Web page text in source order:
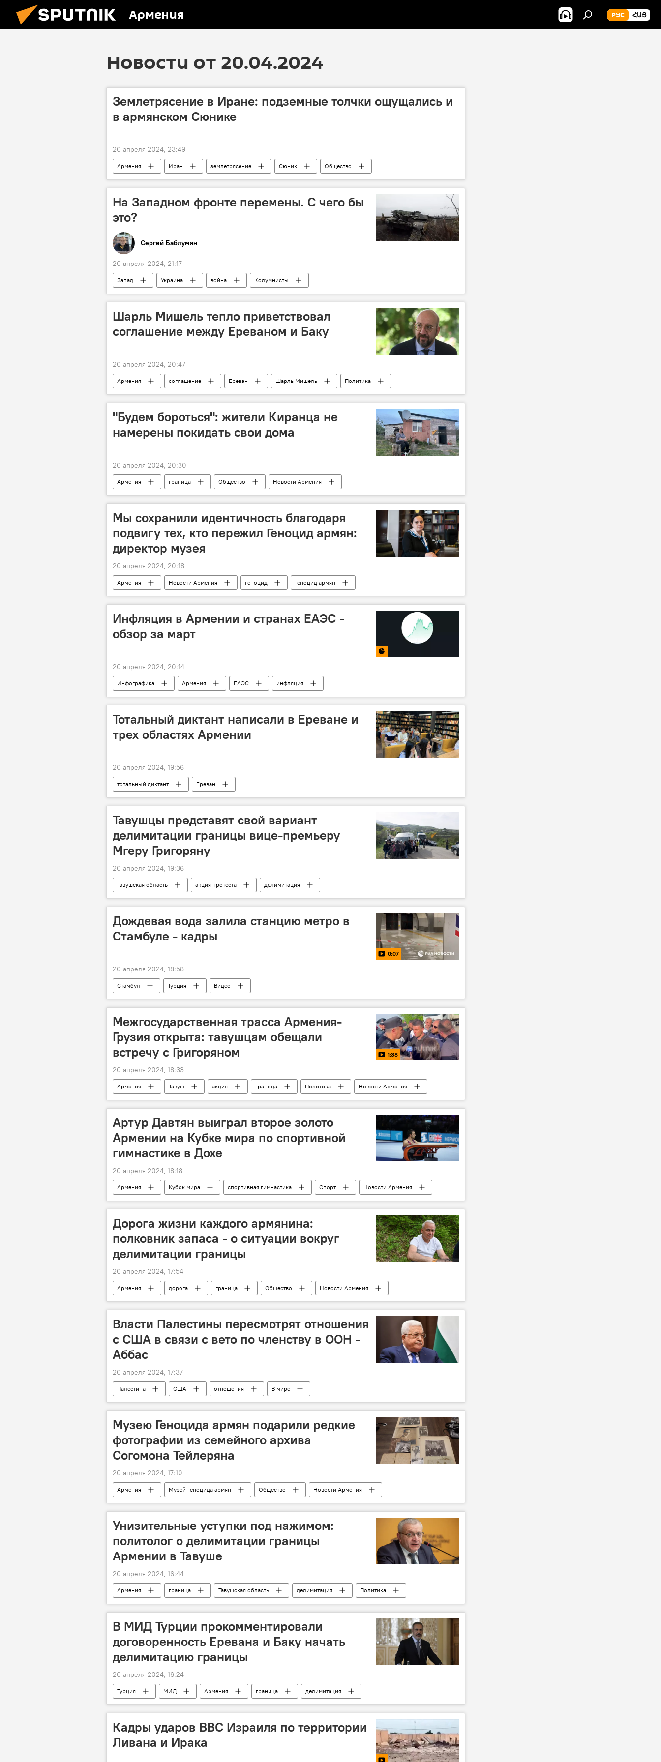
Армения РУС ՀԱՅ
Новости от 20.04.2024
Землетрясение в Иране: подземные толчки ощущались и
в армянском Сюнике
20 апреля 2024, 23:49
Армения Иран землетрясение Сюник
Общество
Новости Армения
На Западном фронте перемены. С чего бы
это?
Сергей Баблумян
20 апреля 2024, 21:17
Запад Украина война Колумнисты
Шарль Мишель тепло приветствовал
соглашение между Ереваном и Баку
20 апреля 2024, 20:47
Армения соглашение Ереван Шарль Мишель
Политика
Новости Армения
"Будем бороться": жители Киранца не
намерены покидать свои дома
20 апреля 2024, 20:30
Армения граница Общество Новости Армения
Мы сохранили идентичность благодаря
подвигу тех, кто пережил Геноцид армян:
директор музея
20 апреля 2024, 20:18
Армения Новости Армения геноцид
Геноцид армян
Музей геноцида армян
Международная ассоциация исследователей геноцида (IAGS)
Инфляция в Армении и странах ЕАЭС -
обзор за март
20 апреля 2024, 20:14
Инфографика Армения ЕАЭС инфляция
Тотальный диктант написали в Ереване и
трех областях Армении
20 апреля 2024, 19:56
тотальный диктант Ереван
Тавушцы представят свой вариант
делимитации границы вице-премьеру
Мгеру Григоряну
20 апреля 2024, 19:36
Тавушская область акция протеста делимитация
Дождевая вода залила станцию метро в
Стамбуле - кадры
0:07
20 апреля 2024, 18:58
Стамбул Турция Видео
Межгосударственная трасса Армения-
Грузия открыта: тавушцам обещали
встречу с Григоряном
1:38
20 апреля 2024, 18:33
Армения Тавуш акция граница Политика Новости Армения
Артур Давтян выиграл второе золото
Армении на Кубке мира по спортивной
гимнастике в Дохе
20 апреля 2024, 18:18
Армения Кубок мира спортивная гимнастика Спорт Новости Армения
Дорога жизни каждого армянина:
полковник запаса - о ситуации вокруг
делимитации границы
20 апреля 2024, 17:54
Армения дорога граница Общество Новости Армения
Власти Палестины пересмотрят отношения
с США в связи с вето по членству в ООН -
Аббас
20 апреля 2024, 17:37
Палестина США отношения В мире
Музею Геноцида армян подарили редкие
фотографии из семейного архива
Согомона Тейлеряна
20 апреля 2024, 17:10
Армения Музей геноцида армян Общество Новости Армения
Унизительные уступки под нажимом:
политолог о делимитации границы
Армении в Тавуше
20 апреля 2024, 16:44
Армения граница Тавушская область делимитация
Политика
Новости Армения
В МИД Турции прокомментировали
договоренность Еревана и Баку начать
делимитацию границы
20 апреля 2024, 16:24
Турция МИД Армения граница делимитация
Кадры ударов ВВС Израиля по территории
Ливана и Ирака